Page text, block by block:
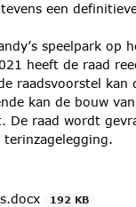
een
speelpark op
heeft de raad
raadsvoorstel
kan de bouw
raad wordt
192 KB